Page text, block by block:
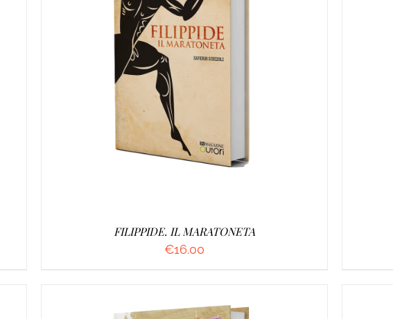
AGGIUNGI AL CARRELLO
FILIPPIDE. IL MARATONETA
€16.00